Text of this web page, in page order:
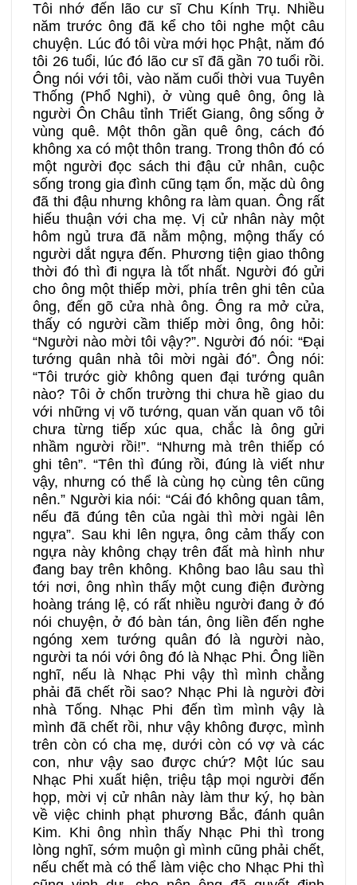
Tôi nhớ đến lão cư sĩ Chu Kính Trụ. Nhiều
năm trước ông đã kể cho tôi nghe một câu
chuyện. Lúc đó tôi vừa mới học Phật, năm đó
tôi 26 tuổi, lúc đó lão cư sĩ đã gần 70 tuổi rồi.
Ông nói với tôi, vào năm cuối thời vua Tuyên
Thống (Phổ Nghi), ở vùng quê ông, ông là
người Ôn Châu tỉnh Triết Giang, ông sống ở
vùng quê. Một thôn gần quê ông, cách đó
không xa có một thôn trang. Trong thôn đó có
một người đọc sách thi đậu cử nhân, cuộc
sống trong gia đình cũng tạm ổn, mặc dù ông
đã thi đậu nhưng không ra làm quan. Ông rất
hiếu thuận với cha mẹ. Vị cử nhân này một
hôm ngủ trưa đã nằm mộng, mộng thấy có
người dắt ngựa đến. Phương tiện giao thông
thời đó thì đi ngựa là tốt nhất. Người đó gửi
cho ông một thiếp mời, phía trên ghi tên của
ông, đến gõ cửa nhà ông. Ông ra mở cửa,
thấy có người cầm thiếp mời ông, ông hỏi:
“Người nào mời tôi vậy?”. Người đó nói: “Đại
tướng quân nhà tôi mời ngài đó”. Ông nói:
“Tôi trước giờ không quen đại tướng quân
nào? Tôi ở chốn trường thi chưa hề giao du
với những vị võ tướng, quan văn quan võ tôi
chưa từng tiếp xúc qua, chắc là ông gửi
nhầm người rồi!”. “Nhưng mà trên thiếp có
ghi tên”. “Tên thì đúng rồi, đúng là viết như
vậy, nhưng có thể là cùng họ cùng tên cũng
nên.” Người kia nói: “Cái đó không quan tâm,
nếu đã đúng tên của ngài thì mời ngài lên
ngựa”. Sau khi lên ngựa, ông cảm thấy con
ngựa này không chạy trên đất mà hình như
đang bay trên không. Không bao lâu sau thì
tới nơi, ông nhìn thấy một cung điện đường
hoàng tráng lệ, có rất nhiều người đang ở đó
nói chuyện, ở đó bàn tán, ông liền đến nghe
ngóng xem tướng quân đó là người nào,
người ta nói với ông đó là Nhạc Phi. Ông liền
nghĩ, nếu là Nhạc Phi vậy thì mình chẳng
phải đã chết rồi sao? Nhạc Phi là người đời
nhà Tống. Nhạc Phi đến tìm mình vậy là
mình đã chết rồi, như vậy không được, mình
trên còn có cha mẹ, dưới còn có vợ và các
con, như vậy sao được chứ? Một lúc sau
Nhạc Phi xuất hiện, triệu tập mọi người đến
họp, mời vị cử nhân này làm thư ký, họ bàn
về việc chinh phạt phương Bắc, đánh quân
Kim. Khi ông nhìn thấy Nhạc Phi thì trong
lòng nghĩ, sớm muộn gì mình cũng phải chết,
nếu chết mà có thể làm việc cho Nhạc Phi thì